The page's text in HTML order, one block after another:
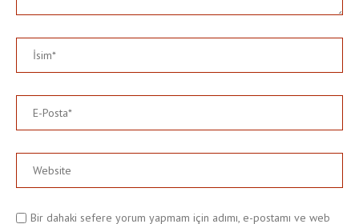
Bir dahaki sefere yorum yapmam için adımı, e-postamı ve web